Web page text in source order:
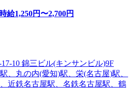
時給1,250円〜2,700円
10 錦三ビル(キンサンビル)9F
、丸の内(愛知)駅、栄(名古屋)駅、
近鉄名古屋駅、名鉄名古屋駅、鶴